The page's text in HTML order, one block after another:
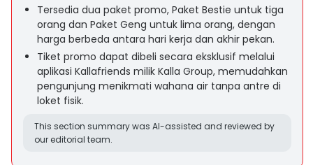
Tersedia dua paket promo, Paket Bestie untuk tiga
orang dan Paket Geng untuk lima orang, dengan
harga berbeda antara hari kerja dan akhir pekan.
Tiket promo dapat dibeli secara eksklusif melalui
aplikasi Kallafriends milik Kalla Group, memudahkan
pengunjung menikmati wahana air tanpa antre di
loket fisik.
This section summary was AI-assisted and reviewed by
our editorial team.